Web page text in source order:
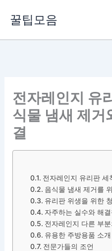
꿀팁모음
전자레인지 유
식물 냄새 제거
결
전자레인지 유리판 세
음식물 냄새 제거를
유리판 위생을 위한
자주하는 실수와 해결
전자레인지 다른 부
유용한 주방용품 소개
전문가들의 조언